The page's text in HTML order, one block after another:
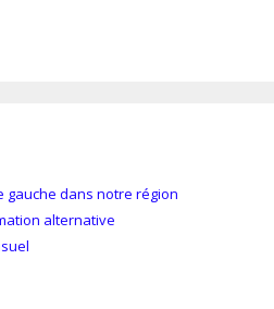
gauche dans notre région
alternative